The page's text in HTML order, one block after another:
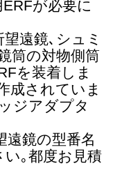
が必要に
遠鏡､シュミ
筒の対物側筒
を装着しま
成されていま
ジアダプタ
遠鏡の型番名
｡都度お見積